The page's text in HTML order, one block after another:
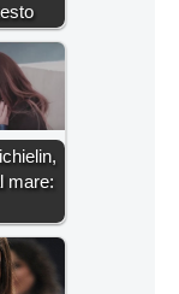
mare: